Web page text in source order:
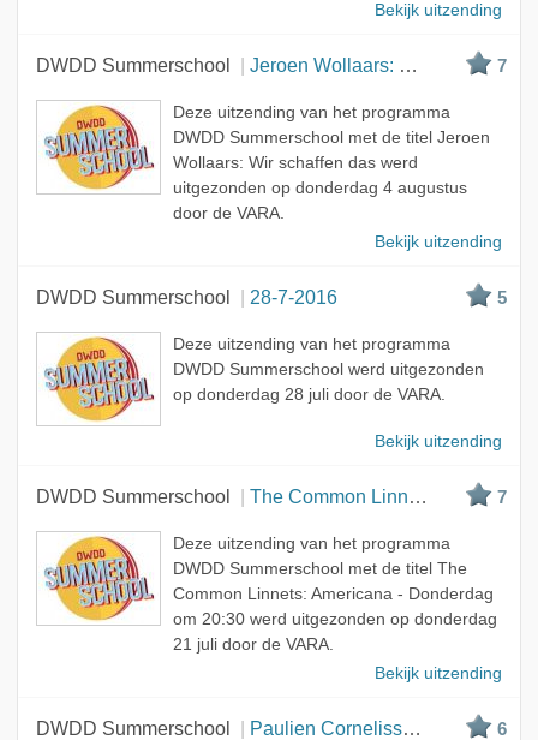
Bekijk uitzending
DWDD Summerschool Jeroen Wollaars: Wir schaffen das 7
Deze uitzending van het programma
DWDD Summerschool met de titel Jeroen
Wollaars: Wir schaffen das werd
uitgezonden op donderdag 4 augustus
door de VARA.
Bekijk uitzending
DWDD Summerschool 28-7-2016 5
Deze uitzending van het programma
DWDD Summerschool werd uitgezonden
op donderdag 28 juli door de VARA.
Bekijk uitzending
DWDD Summerschool The Common Linnets: Americana 7
Deze uitzending van het programma
DWDD Summerschool met de titel The
Common Linnets: Americana - Donderdag
om 20:30 werd uitgezonden op donderdag
21 juli door de VARA.
Bekijk uitzending
DWDD Summerschool Paulien Cornelisse: Aap, Noot, Fout 6